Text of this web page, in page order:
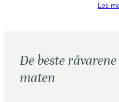
Les
De beste
maten